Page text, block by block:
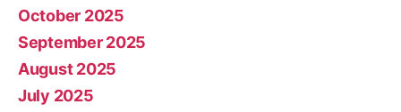
October 2025
September 2025
August 2025
July 2025